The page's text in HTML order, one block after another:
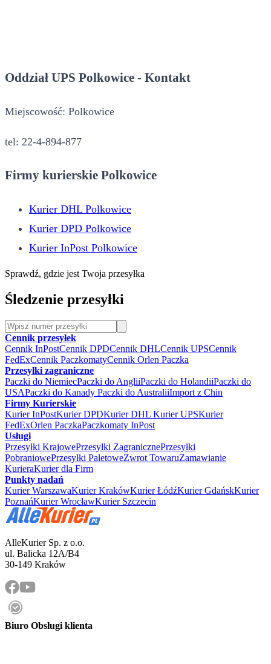
Oddział UPS Polkowice - Kontakt
Miejscowość: Polkowice
tel: 22-4-894-877
Firmy kurierskie Polkowice
Kurier DHL Polkowice
Kurier DPD Polkowice
Kurier InPost Polkowice
Sprawdź, gdzie jest Twoja przesyłka
Śledzenie przesyłki
Cennik przesyłek
Cennik InPostCennik DPDCennik DHLCennik UPSCennik
FedExCennik PaczkomatyCennik Orlen Paczka
Przesyłki zagraniczne
Paczki do NiemiecPaczki do AngliiPaczki do HolandiiPaczki do
USAPaczki do Kanady Paczki do AustraliiImport z Chin
Firmy Kurierskie
Kurier InPostKurier DPDKurier DHL Kurier UPSKurier
FedExOrlen PaczkaPaczkomaty InPost
Usługi
Przesyłki KrajowePrzesyłki ZagranicznePrzesyłki
PobraniowePrzesyłki PaletoweZwrot TowaruZamawianie
KurieraKurier dla Firm
Punkty nadań
Kurier WarszawaKurier KrakówKurier ŁódźKurier GdańskKurier
PoznańKurier WrocławKurier Szczecin
AlleKurier Sp. z o.o.
ul. Balicka 12A/B4
30-149 Kraków
Biuro Obsługi klienta